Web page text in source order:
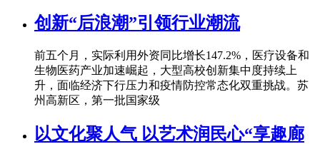
创新“后浪潮”引领行业潮流
前五个月，实际利用外资同比增长147.2%，医疗设备和
生物医药产业加速崛起，大型高校创新集中度持续上
升，面临经济下行压力和疫情防控常态化双重挑战。苏
州高新区，第一批国家级
以文化聚人气 以艺术润民心“享趣廊